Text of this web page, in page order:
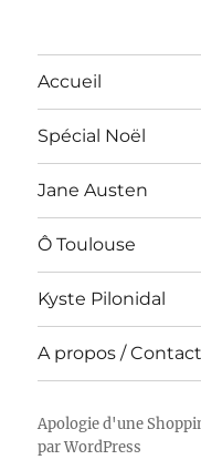
Accueil
Spécial Noël
Jane Austen
Ô Toulouse
Kyste Pilonidal
A propos / Contact
Apologie d'une
par WordPress